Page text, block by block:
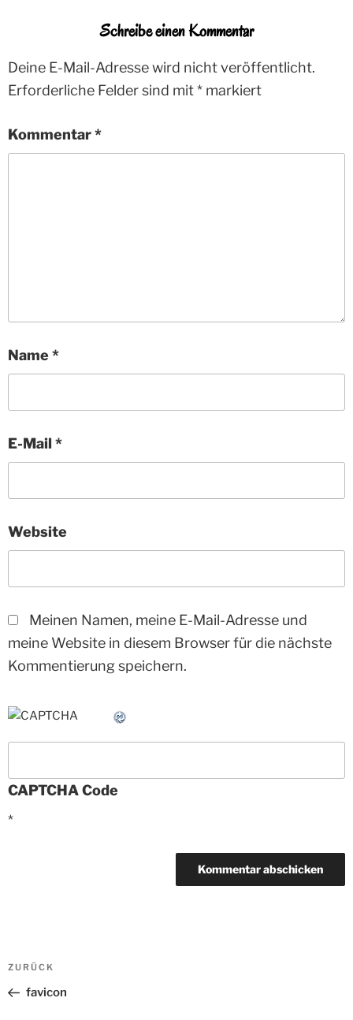
Schreibe einen Kommentar
Deine E-Mail-Adresse wird nicht veröffentlicht.
Erforderliche Felder sind mit* markiert
Kommentar*
Name *
E-Mail *
Website
Meinen Namen, meine E-Mail-Adresse und
meine Website in diesem Browser für die nächste
Kommentierung speichern.
CAPTCHA Code
*
Beitrags-
Navigation
Vorheriger
Beitrag
ZURÜCK
favicon